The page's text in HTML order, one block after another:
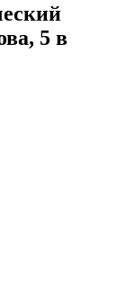
5 в